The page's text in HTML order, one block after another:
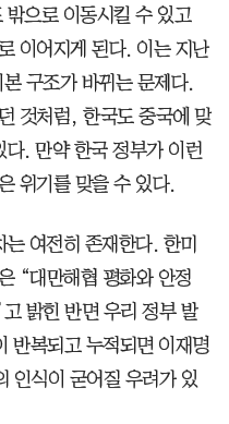
으로 이동시킬 수 있고
이어지게 된다. 이는 지난
구조가 바뀌는 문제다.
것처럼, 한국도 중국에 맞
다. 만약 한국 정부가 이런
위기를 맞을 수 있다.
여전히 존재한다. 한미
“대만해협 평화와 안정
밝힌 반면 우리 정부 발
반복되고 누적되면 이재명
인식이 굳어질 우려가 있